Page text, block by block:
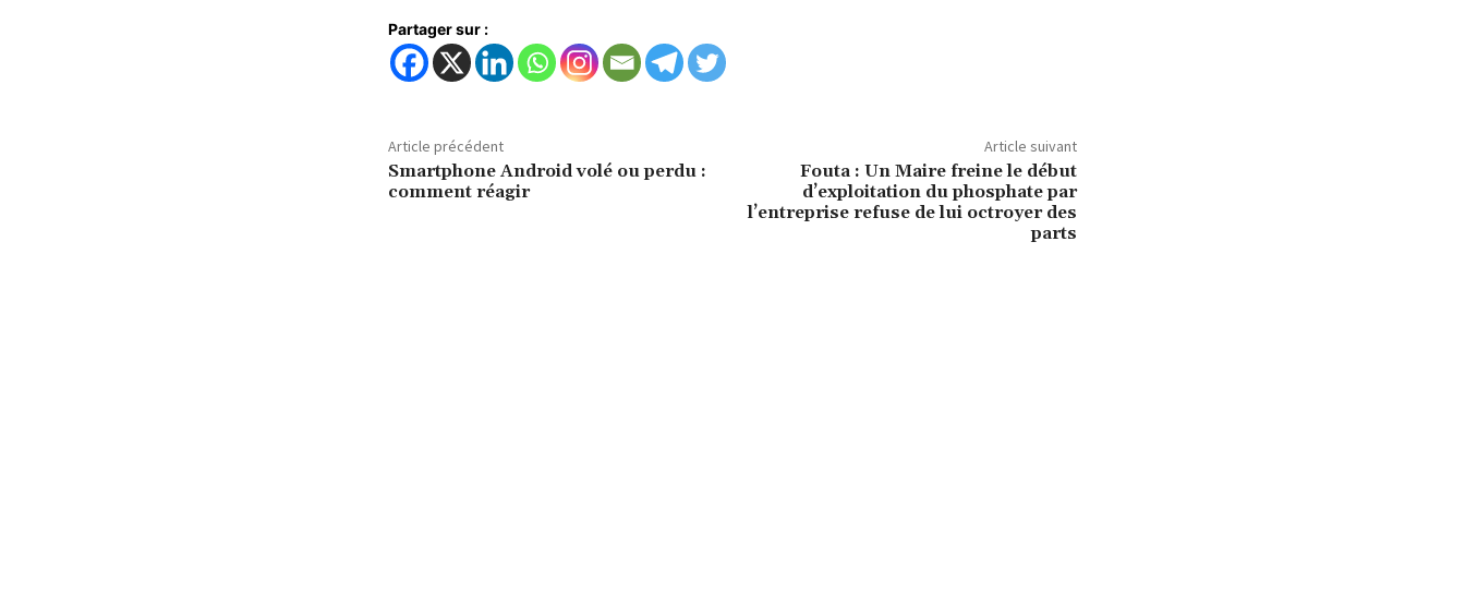
Partager sur :
Article précédent
Smartphone Android volé ou perdu :
comment réagir
Article suivant
Fouta : Un Maire freine le début
d’exploitation du phosphate par
l’entreprise refuse de lui octroyer des
parts